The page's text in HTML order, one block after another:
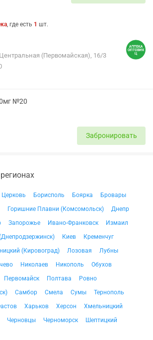
, где есть 1 шт.
(Первомайская), 16/3
№20
Забронировать
Церковь Борисполь Боярка
Бровары
Горишние Плавни (Комсомольск)
Днепр
Запорожье Ивано-Франковск
Измаил
Киев
Кременчуг
(Кировоград) Лозовая
Лубны
Николаев Никополь
Обухов
Первомайск Полтава
Ровно
Самбор Смела Сумы
Тернополь
Харьков Херсон
Хмельницкий
Черновцы Черноморск Шептицкий